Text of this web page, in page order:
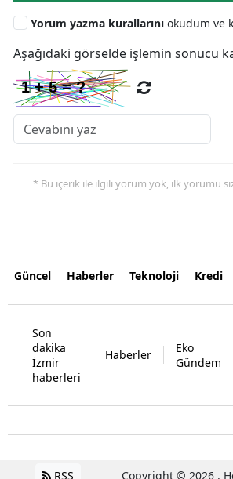
Yorum yazma kurallarını okudum ve
Aşağıdaki görselde işlemin sonucu
* Bu içerik ile ilgili yorum yok, ilk yorumu siz
Güncel Haberler Teknoloji Kredi
Son
dakika
İzmir
haberleri
Haberler
Eko
Gündem
RSS Copyright © 2026 .